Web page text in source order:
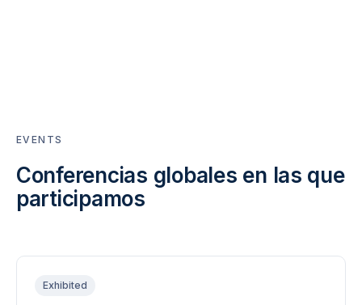
EVENTS
Conferencias globales en las que
participamos
Exhibited